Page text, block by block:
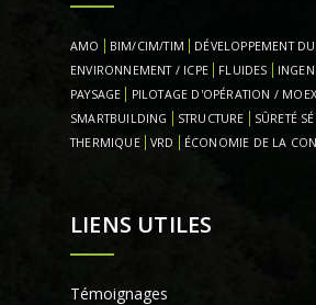
AMO BIM/CIM/TIM
DÉVELOPPEMENT
ENVIRONNEMENT / ICPE
FLUIDES
PAYSAGE
PILOTAGE D'OPÉRATION / MOEX
SMARTBUILDING
STRUCTURE
SÛRETÉ
THERMIQUE
VRD ÉCONOMIE DE LA
LIENS UTILES
Témoignages